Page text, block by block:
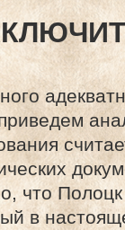
что
в